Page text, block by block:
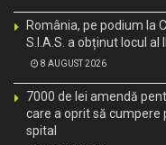
România, pe podium la
S.I.A.S. a obținut locul al
8 AUGUST 2026
7000 de lei amendă
care a oprit să cumpere
spital